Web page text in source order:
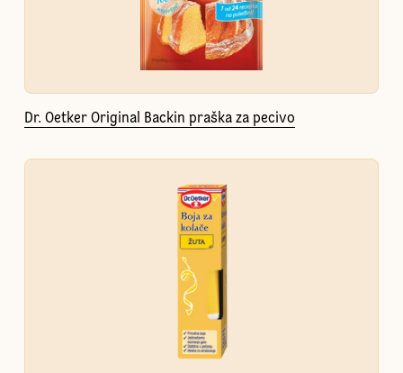
Dr. Oetker Original Backin praška za pecivo